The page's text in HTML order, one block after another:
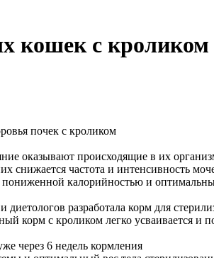
кошек с кроликом
почек с кроликом
оказывают происходящие в их
снижается частота и интенсивность
калорийностью и
разработала корм для
корм с кроликом легко усваивается и
через 6 недель кормления